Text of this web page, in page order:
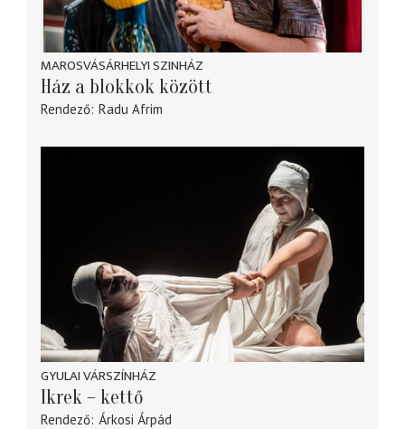
MAROSVÁSÁRHELYI SZINHÁZ
Ház a blokkok között
Rendező Radu Afrim
GYULAI VÁRSZÍNHÁZ
Ikrek – kettő
Rendező Árkosi Árpád